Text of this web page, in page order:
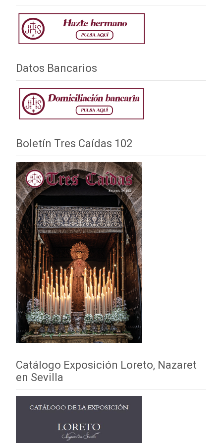
Datos Bancarios
Boletín Tres Caídas 102
Catálogo Exposición Loreto, Nazaret
en Sevilla